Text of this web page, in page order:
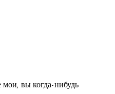
мои, вы когда-нибудь